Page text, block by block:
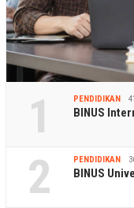
1 PENDIDIKAN
BINUS
2 PENDIDIKAN
BINUS